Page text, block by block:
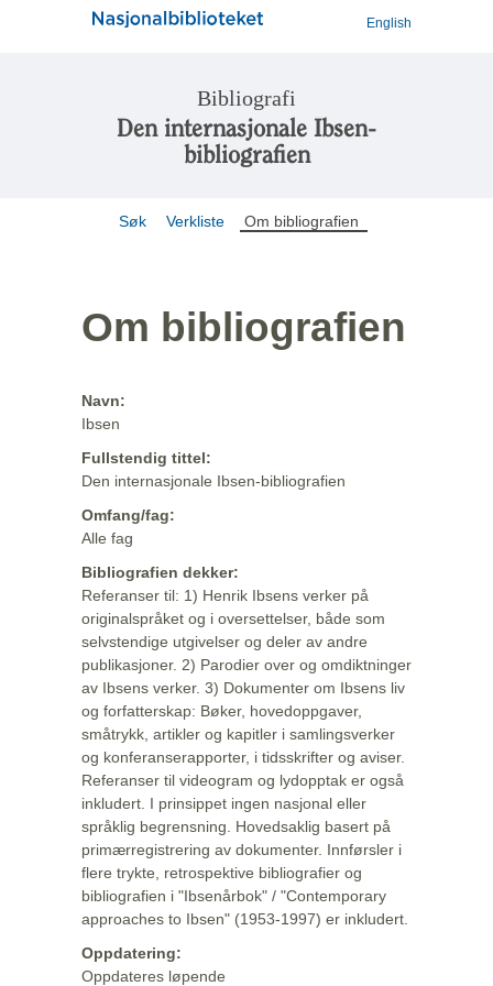
English
Bibliografi
Den internasjonale Ibsen-
bibliografien
Søk Verkliste Om bibliografien
Om bibliografien
Navn:
Ibsen
Fullstendig tittel:
Den internasjonale Ibsen-bibliografien
Omfang/fag:
Alle fag
Bibliografien dekker:
Referanser til: 1) Henrik Ibsens verker på
originalspråket og i oversettelser, både som
selvstendige utgivelser og deler av andre
publikasjoner. 2) Parodier over og omdiktninger
av Ibsens verker. 3) Dokumenter om Ibsens liv
og forfatterskap: Bøker, hovedoppgaver,
småtrykk, artikler og kapitler i samlingsverker
og konferanserapporter, i tidsskrifter og aviser.
Referanser til videogram og lydopptak er også
inkludert. I prinsippet ingen nasjonal eller
språklig begrensning. Hovedsaklig basert på
primærregistrering av dokumenter. Innførsler i
flere trykte, retrospektive bibliografier og
bibliografien i "Ibsenårbok" / "Contemporary
approaches to Ibsen" (1953-1997) er inkludert.
Oppdatering:
Oppdateres løpende